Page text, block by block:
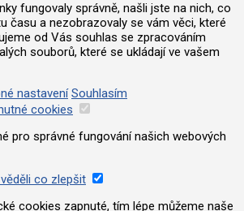
fungovaly správně, našli jste na nich, co
času a nezobrazovaly se vám věci, které
od Vás souhlas se zpracováním
souborů, které se ukládají ve vašem
nastavení Souhlasím
cookies
pro správné fungování našich webových
co zlepšit
cookies zapnuté, tím lépe můžeme naše